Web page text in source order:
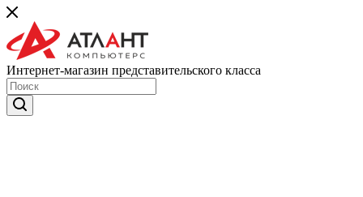
Интернет-магазин представительского класса